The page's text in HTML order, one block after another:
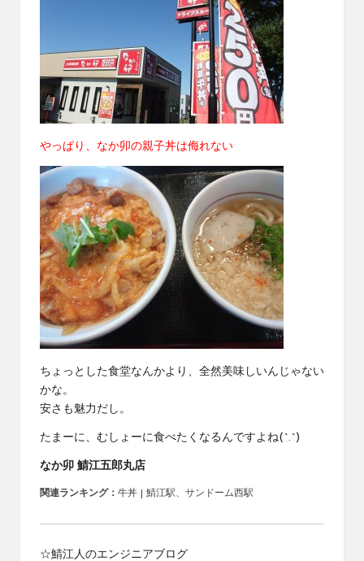
やっぱり、なか卯の親子丼は侮れない
ちょっとした食堂なんかより、全然美味しいんじゃない
かな。
安さも魅力だし。
たまーに、むしょーに食べたくなるんですよね(^.^)
なか卯 鯖江五郎丸店
関連ランキング： 牛丼 鯖江駅、 サンドーム西駅
☆鯖江人のエンジニアブログ